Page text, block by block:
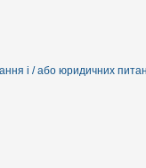
і / або юридичних